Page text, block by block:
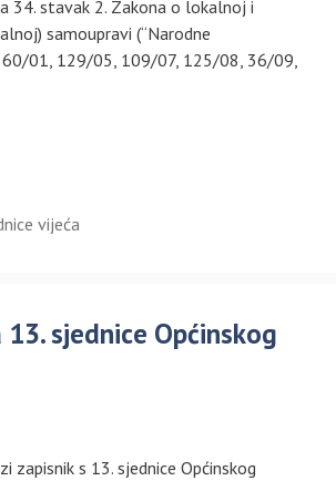
34. stavak 2. Zakona o lokalnoj i
samoupravi (“Narodne
60/01, 129/05, 109/07, 125/08, 36/09,
vijeća
13. sjednice Općinskog
zapisnik s 13. sjednice Općinskog